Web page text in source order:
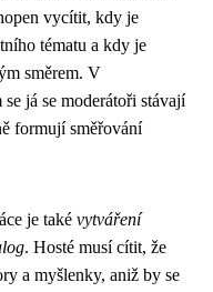
vycítit, kdy je
tématu a kdy je
směrem. V
já se moderátoři stávají
formují směřování
je také vytváření
. Hosté musí cítit, že
a myšlenky, aniž by se